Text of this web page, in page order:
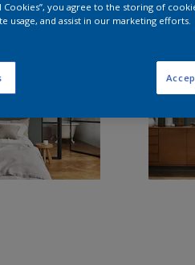
Cookies”, you agree to the storing of
usage, and assist in our marketing efforts.